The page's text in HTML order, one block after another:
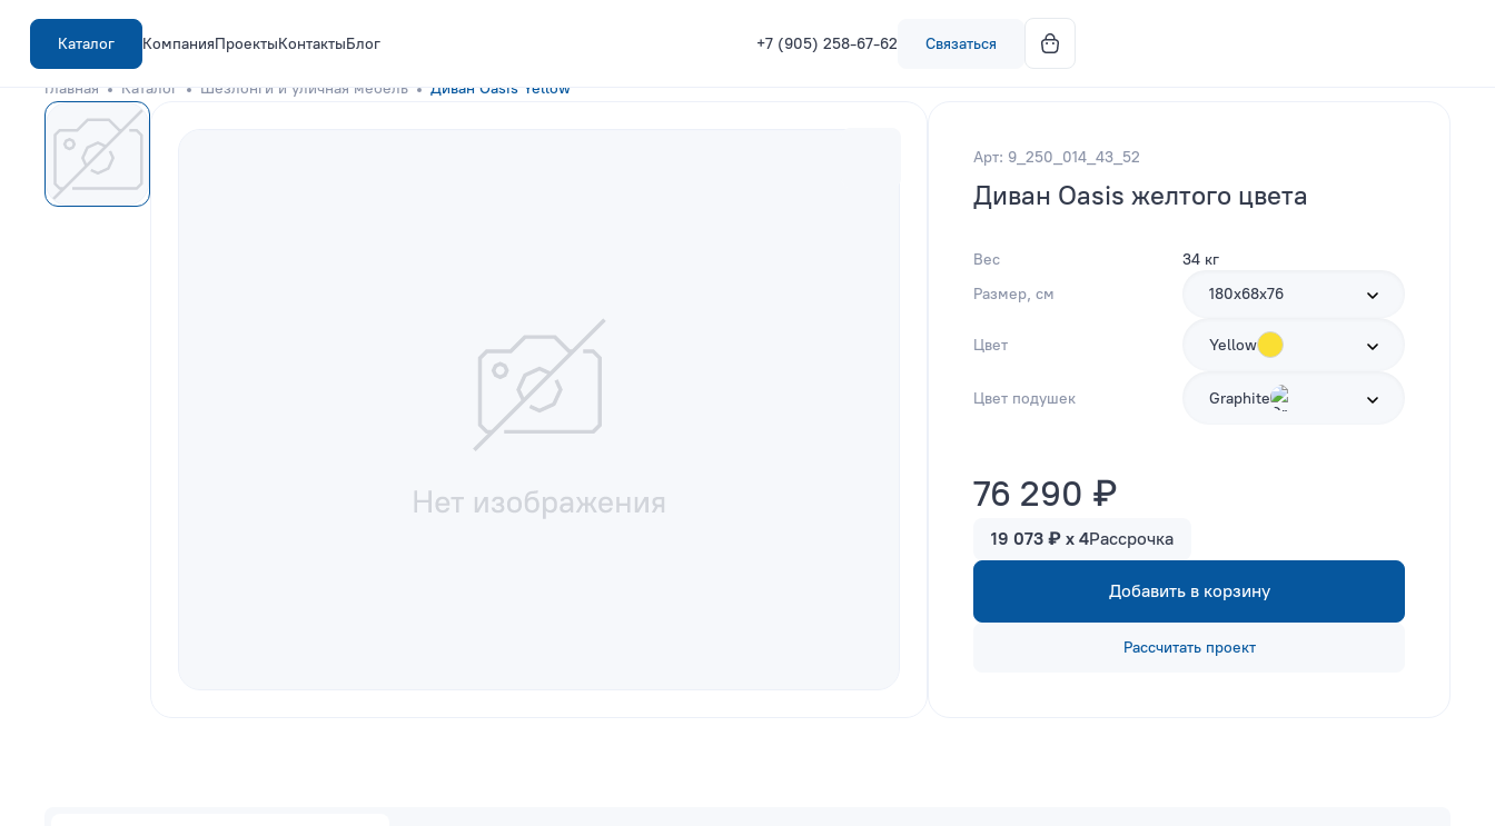
Каталог КомпанияПроектыКонтактыБлог +7 (905) 258-67-62 Связаться
Главная Каталог Шезлонги и уличная мебель Диван Oasis Yellow
Арт: 9_250_014_43_52
Диван Oasis желтого цвета
Вес
34 кг
Размер, см
180х68х76
Цвет Yellow
Цвет подушек Graphite
76 290 ₽
19 073 ₽ x 4Рассрочка
Добавить в корзину
Рассчитать проект